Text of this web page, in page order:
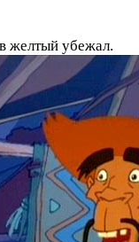
желтый убежал.